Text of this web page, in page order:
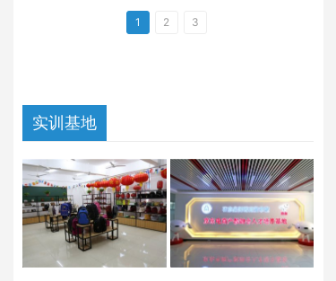
1 2 3
实训基地